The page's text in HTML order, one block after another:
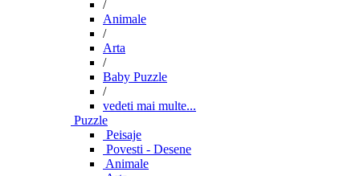
/
Animale
/
Arta
/
Baby Puzzle
/
vedeti mai multe...
Puzzle
Peisaje
Povesti - Desene
Animale